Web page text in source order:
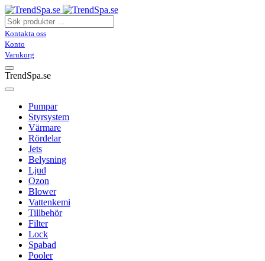
Kontakta oss
Konto
Varukorg
TrendSpa.se
Pumpar
Styrsystem
Värmare
Rördelar
Jets
Belysning
Ljud
Ozon
Blower
Vattenkemi
Tillbehör
Filter
Lock
Spabad
Pooler